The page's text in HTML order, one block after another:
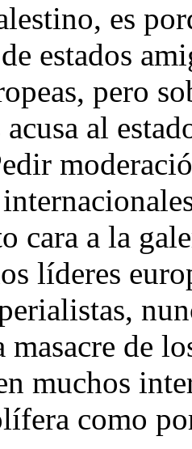
es
estados
pero
acusa al
cara a la
líderes
de
muchos
como